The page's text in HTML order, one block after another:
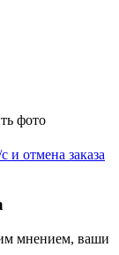
фото
и отмена заказа
мнением, ваши